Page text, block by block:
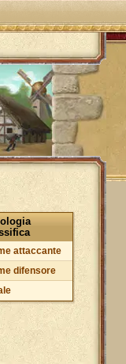
attaccante
difensore